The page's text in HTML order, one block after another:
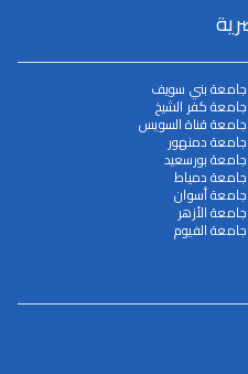
جامعة بني سويف
جامعة كفر الشيخ
جامعة قناة السويس
جامعة دمنهور
جامعة بورسعيد
جامعة دمياط
جامعة أسوان
جامعة الأزهر
جامعة الفيوم